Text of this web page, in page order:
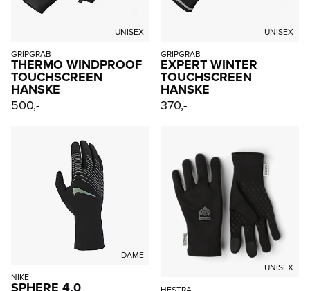
UNISEX
GRIPGRAB
THERMO WINDPROOF
TOUCHSCREEN
HANSKE
500,-
UNISEX
GRIPGRAB
EXPERT WINTER
TOUCHSCREEN
HANSKE
370,-
DAME
NIKE
UNISEX